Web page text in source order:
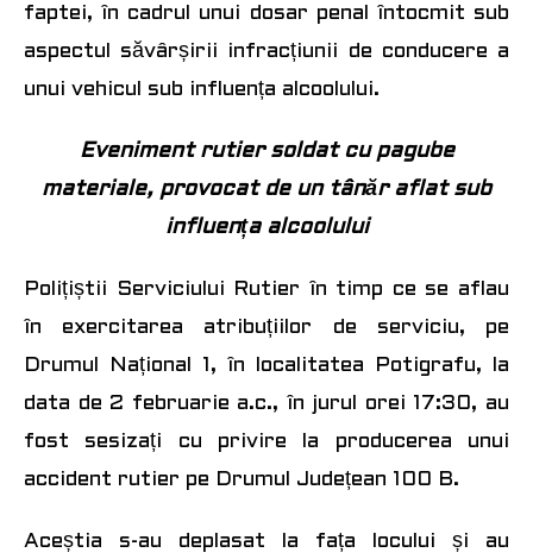
faptei, în cadrul unui dosar penal întocmit sub
aspectul săvârșirii infracțiunii de conducere a
unui vehicul sub influența alcoolului.
Eveniment rutier soldat cu pagube
materiale, provocat de un tânăr aflat sub
influența alcoolului
Polițiștii Serviciului Rutier în timp ce se aflau
în exercitarea atribuțiilor de serviciu, pe
Drumul Național 1, în localitatea Potigrafu, la
data de 2 februarie a.c., în jurul orei 17:30, au
fost sesizați cu privire la producerea unui
accident rutier pe Drumul Județean 100 B.
Aceștia s-au deplasat la fața locului și au